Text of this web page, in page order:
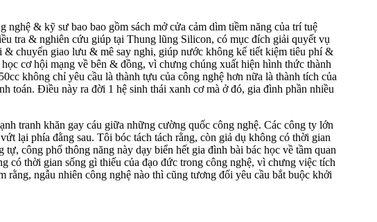
& kỹ sư bao bao gồm sách mở cửa cảm dìm tiềm năng của trí tuệ
tra & nghiên cứu giúp tại Thung lũng Silicon, có mục đích giải quyết vụ
chuyển giao lưu & mê say nghi, giúp nước không kể tiết kiệm tiêu phí &
cơ hội mạng về bên & đồng, vì chưng chúng xuất hiện hình thức thành
không chỉ yêu cầu là thành tựu của công nghệ hơn nữa là thành tích của
toán. Điều này ra đời 1 hệ sinh thái xanh cơ mà ở đó, gia đình phần nhiều
tranh khăn gay cáu giữa những cường quốc công nghệ. Các công ty lớn
lại phía đằng sau. Tôi bóc tách tách rằng, còn giả dụ không có thời gian
công phổ thông năng này dạy biển hết gia đình bài bác học về tầm quan
có thời gian sống gì thiếu của đạo đức trong công nghệ, vì chưng việc tích
ngẫu nhiên công nghệ nào thì cũng tương đối yêu cầu bắt buộc khởi